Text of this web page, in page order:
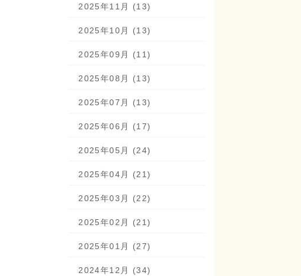
2025年11月 (13)
2025年10月 (13)
2025年09月 (11)
2025年08月 (13)
2025年07月 (13)
2025年06月 (17)
2025年05月 (24)
2025年04月 (21)
2025年03月 (22)
2025年02月 (21)
2025年01月 (27)
2024年12月 (34)